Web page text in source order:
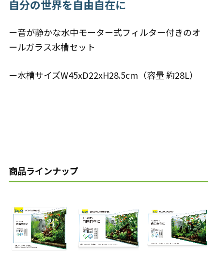
自分の世界を自由自在に
ー音が静かな水中モーター式フィルター付きのオ
ールガラス水槽セット
ー水槽サイズW45xD22xH28.5cm（容量 約28L）
商品ラインナップ